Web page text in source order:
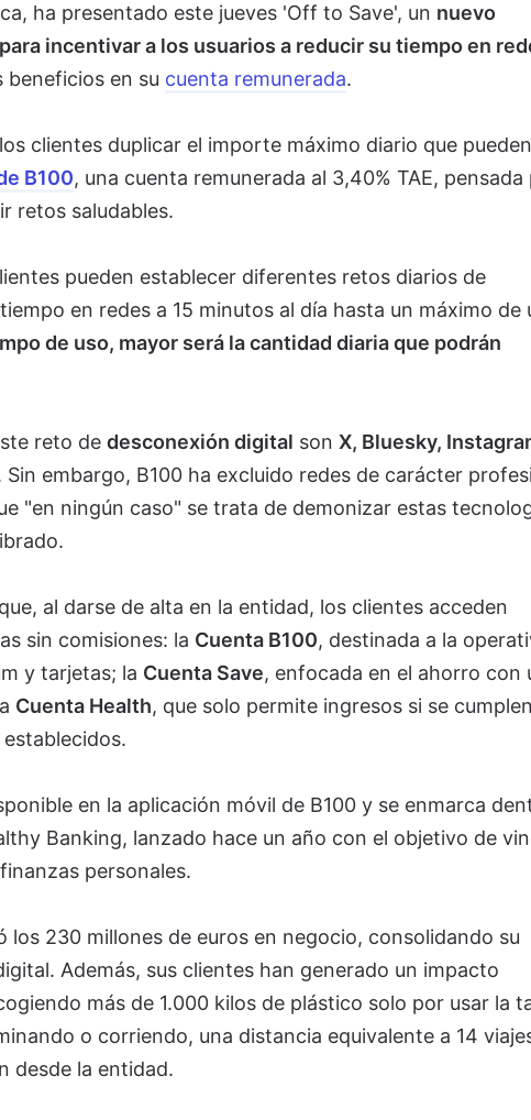
ha presentado este jueves 'Off to Save', un nuevo
incentivar a los usuarios a reducir su tiempo en
beneficios en su cuenta remunerada.
clientes duplicar el importe máximo diario que pueden
B100, una cuenta remunerada al 3,40% TAE, pensada
retos saludables.
pueden establecer diferentes retos diarios de
en redes a 15 minutos al día hasta un máximo de
de uso, mayor será la cantidad diaria que podrán
reto de desconexión digital son X, Bluesky,
Sin embargo, B100 ha excluido redes de carácter
"en ningún caso" se trata de demonizar estas
al darse de alta en la entidad, los clientes acceden
sin comisiones: la Cuenta B100, destinada a la
y tarjetas; la Cuenta Save, enfocada en el ahorro con
Cuenta Health, que solo permite ingresos si se cumplen
en la aplicación móvil de B100 y se enmarca
Banking, lanzado hace un año con el objetivo de
personales.
los 230 millones de euros en negocio, consolidando su
Además, sus clientes han generado un impacto
más de 1.000 kilos de plástico solo por usar la
o corriendo, una distancia equivalente a 14
desde la entidad.